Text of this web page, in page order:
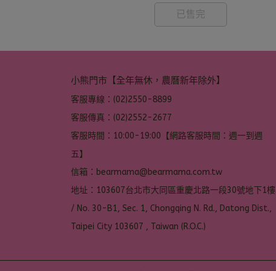
已售完
小熊門市【全年無休，農曆新年除外】
客服專線：(02)2550-8899
客服傳真：(02)2552-2677
客服時間：10:00-19:00【網路客服時間：週一到週
五】
信箱：bearmama@bearmama.com.tw
地址：103607台北市大同區重慶北路一段30號地下1樓
/ No. 30-B1, Sec. 1, Chongqing N. Rd., Datong Dist.,
Taipei City 103607 , Taiwan (R.O.C.)